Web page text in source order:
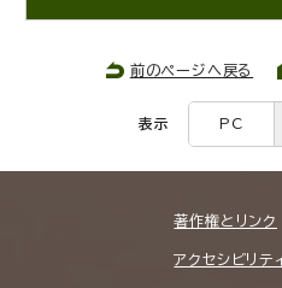
前のページへ戻る
表示 PC
著作権とリンク
アクセシビリテ